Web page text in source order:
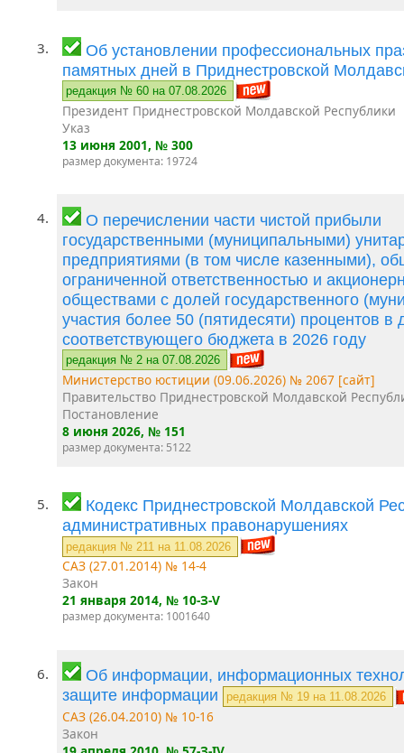
3.
Об установлении профессиональных
памятных дней в Приднестровской
редакция № 60 на 07.08.2026
Президент Приднестровской Молдавской Республики
Указ
13 июня 2001, № 300
размер документа: 19724
4.
О перечислении части чистой прибыли
государственными (муниципальными)
предприятиями (в том числе казенными),
ограниченной ответственностью и
обществами с долей государственного
участия более 50 (пятидесяти) процентов в
соответствующего бюджета в 2026 году
редакция № 2 на 07.08.2026
Министерство юстиции (09.06.2026) № 2067 [сайт]
Правительство Приднестровской Молдавской
Постановление
8 июня 2026, № 151
размер документа: 5122
5.
Кодекс Приднестровской Молдавской
административных правонарушениях
редакция № 211 на 11.08.2026
САЗ (27.01.2014) № 14-4
Закон
21 января 2014, № 10-З-V
размер документа: 1001640
6.
Об информации, информационных
защите информации
редакция № 19 на 11.08.2026
САЗ (26.04.2010) № 10-16
Закон